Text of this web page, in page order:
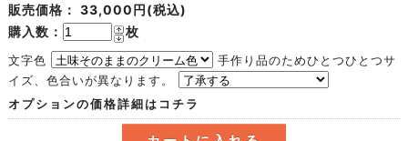
販売価格： 33,000円(税込)
購入数：
枚
文字色
手作り品のためひとつひとつサ
イズ、色合いが異なります。
オプションの価格詳細はコチラ